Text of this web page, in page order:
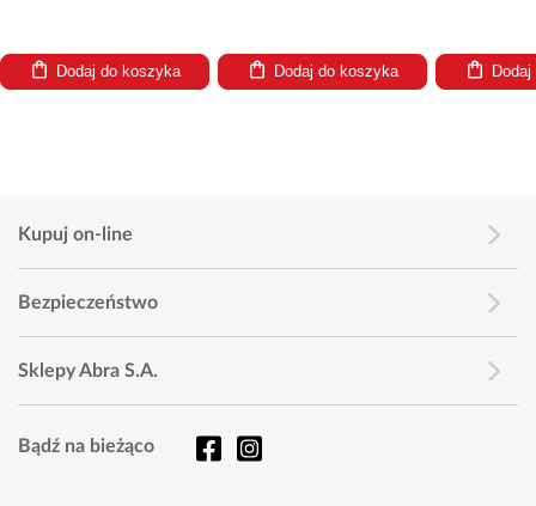
Dodaj do koszyka Dodaj do koszyka
Kupuj on-line
Bezpieczeństwo
Sklepy Abra S.A.
Bądź na bieżąco